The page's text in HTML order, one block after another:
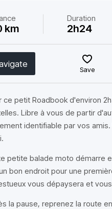
km
Duration
2h24
Save
ce petit Roadbook d'environ
Libre à vous de partir
identifiable par vos
petite balade moto démarre
bon endroit pour une
vous dépaysera et
la pause, reprenez la route